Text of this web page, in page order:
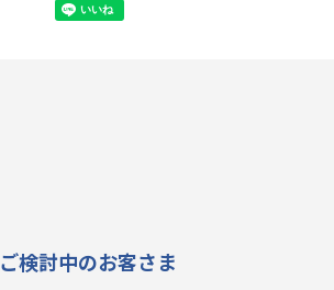
ご検討中のお客さま